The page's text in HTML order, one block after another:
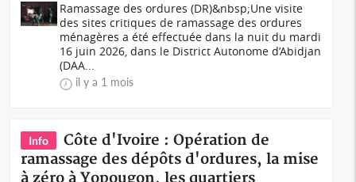
Ramassage des ordures (DR)&nbsp;Une visite
des sites critiques de ramassage des ordures
ménagères a été effectuée dans la nuit du mardi
16 juin 2026, dans le District Autonome d’Abidjan
(DAA...
il y a 1 mois
Info
Côte d'Ivoire : Opération de
ramassage des dépôts d'ordures, la mise